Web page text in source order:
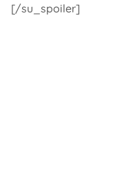
[/su_spoiler]